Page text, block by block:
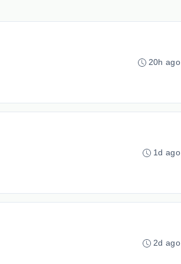
20h ago
1d ago
2d ago